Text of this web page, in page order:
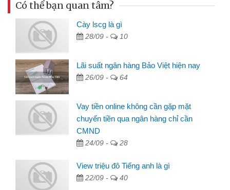
Có thể bạn quan tâm?
Cày lscg là gì
28/09 - 10
Lãi suất ngân hàng Bảo Việt hiện nay
26/09 - 64
Vay tiền online không cần gặp mặt
chuyển tiền qua ngân hàng chỉ cần
CMND
24/09 - 28
View triệu đô Tiếng anh là gì
22/09 - 40